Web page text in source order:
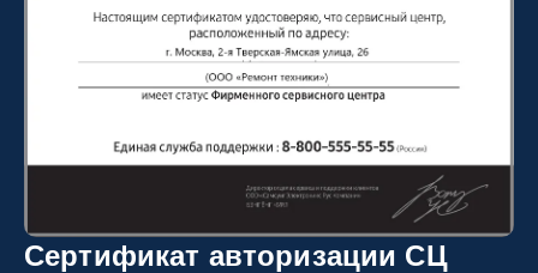
Сертификат авторизации СЦ